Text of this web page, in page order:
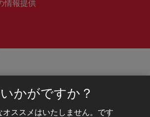
情報提供
かがですか？
オススメはいたしません。です